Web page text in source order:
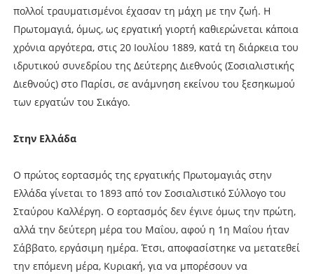
πολλοί τραυματισμένοι έχασαν τη μάχη με την ζωή. Η
Πρωτομαγιά, όμως, ως εργατική γιορτή καθιερώνεται κάποια
χρόνια αργότερα, στις 20 Ιουλίου 1889, κατά τη διάρκεια του
ιδρυτικού συνεδρίου της Δεύτερης Διεθνούς (Σοσιαλιστικής
Διεθνούς) στο Παρίσι, σε ανάμνηση εκείνου του ξεσηκωμού
των εργατών του Σικάγο.
Στην Ελλάδα
Ο πρώτος εορτασμός της εργατικής Πρωτομαγιάς στην
Ελλάδα γίνεται το 1893 από τον Σοσιαλιστικό Σύλλογο του
Σταύρου Καλλέργη. Ο εορτασμός δεν έγινε όμως την πρώτη,
αλλά την δεύτερη μέρα του Μαΐου, αφού η 1η Μαΐου ήταν
Σάββατο, εργάσιμη ημέρα. Έτσι, αποφασίστηκε να μετατεθεί
την επόμενη μέρα, Κυριακή, για να μπορέσουν να